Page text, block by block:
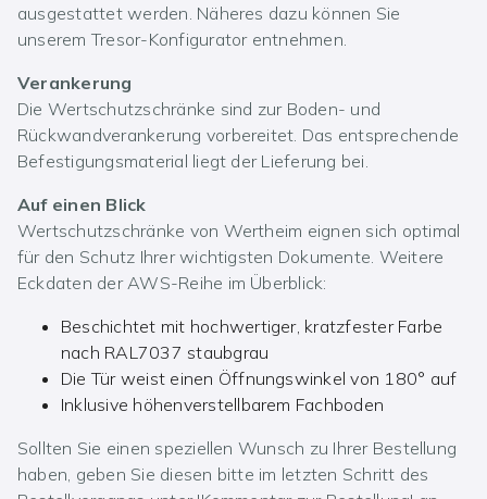
ausgestattet werden. Näheres dazu können Sie
unserem Tresor-Konfigurator entnehmen.
Verankerung
Die Wertschutzschränke sind zur Boden- und
Rückwandverankerung vorbereitet. Das entsprechende
Befestigungsmaterial liegt der Lieferung bei.
Auf einen Blick
Wertschutzschränke von Wertheim eignen sich optimal
für den Schutz Ihrer wichtigsten Dokumente. Weitere
Eckdaten der AWS-Reihe im Überblick:
Beschichtet mit hochwertiger, kratzfester Farbe
nach RAL7037 staubgrau
Die Tür weist einen Öffnungswinkel von 180° auf
Inklusive höhenverstellbarem Fachboden
Sollten Sie einen speziellen Wunsch zu Ihrer Bestellung
haben, geben Sie diesen bitte im letzten Schritt des